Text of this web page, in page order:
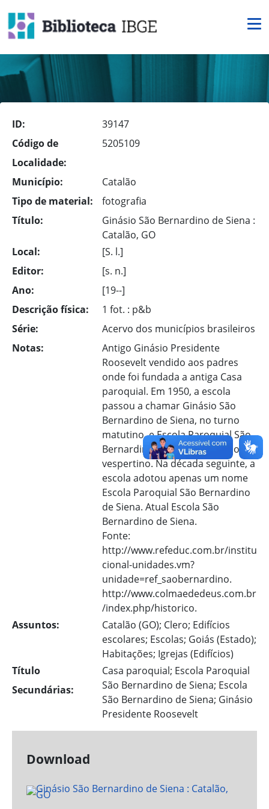
ID:
39147
Código de
Localidade:
5205109
Município:
Catalão
Tipo de material:
fotografia
Título:
Ginásio São Bernardino de Siena :
Catalão, GO
Local:
[S. l.]
Editor:
[s. n.]
Ano:
[19--]
Descrição física:
1 fot. : p&b
Série:
Acervo dos municípios brasileiros
Notas:
Antigo Ginásio Presidente
Roosevelt vendido aos padres
onde foi fundada a antiga Casa
paroquial. Em 1950, a escola
passou a chamar Ginásio São
Bernardino de Siena, no turno
matutino, e Escola Paroquial São
Bernardino de Siena, no turno
vespertino. Na década seguinte, a
escola adotou apenas um nome
Escola Paroquial São Bernardino
de Siena. Atual Escola São
Bernardino de Siena.
Fonte:
http://www.refeduc.com.br/institu
cional-unidades.vm?
unidade=ref_saobernardino.
http://www.colmaededeus.com.br
/index.php/historico.
Assuntos:
Catalão (GO); Clero; Edifícios
escolares; Escolas; Goiás (Estado);
Habitações; Igrejas (Edifícios)
Título
Secundárias:
Casa paroquial; Escola Paroquial
São Bernardino de Siena; Escola
São Bernardino de Siena; Ginásio
Presidente Roosevelt
Download